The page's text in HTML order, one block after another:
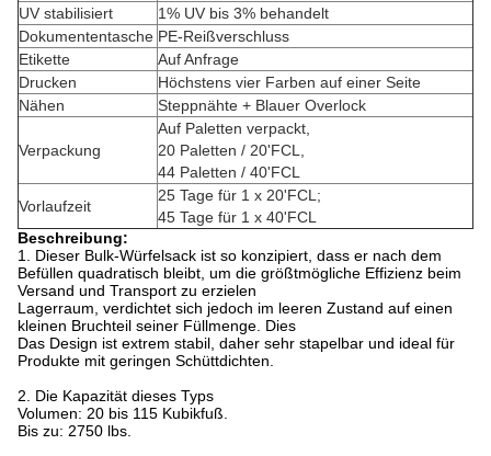
UV stabilisiert
1% UV bis 3% behandelt
Dokumententasche PE-Reißverschluss
Etikette
Auf Anfrage
Drucken
Höchstens vier Farben auf einer Seite
Nähen
Steppnähte + Blauer Overlock
Verpackung
Auf Paletten verpackt,
20 Paletten / 20'FCL,
44 Paletten / 40'FCL
Vorlaufzeit
25 Tage für 1 x 20'FCL;
45 Tage für 1 x 40'FCL
Beschreibung:
1. Dieser Bulk-Würfelsack ist so konzipiert, dass er nach dem
Befüllen quadratisch bleibt, um die größtmögliche Effizienz beim
Versand und Transport zu erzielen
Lagerraum, verdichtet sich jedoch im leeren Zustand auf einen
kleinen Bruchteil seiner Füllmenge. Dies
Das Design ist extrem stabil, daher sehr stapelbar und ideal für
Produkte mit geringen Schüttdichten.
2. Die Kapazität dieses Typs
Volumen: 20 bis 115 Kubikfuß.
Bis zu: 2750 lbs.